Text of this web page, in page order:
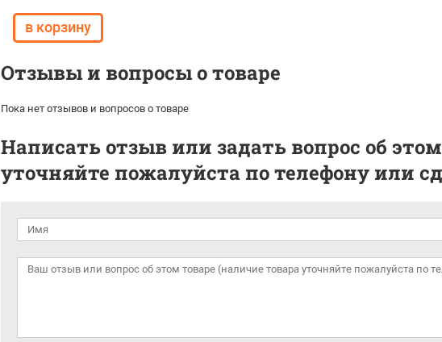
Отзывы и вопросы о товаре
Пока нет отзывов и вопросов о товаре
Написать отзыв или задать вопрос об
уточняйте пожалуйста по телефону или